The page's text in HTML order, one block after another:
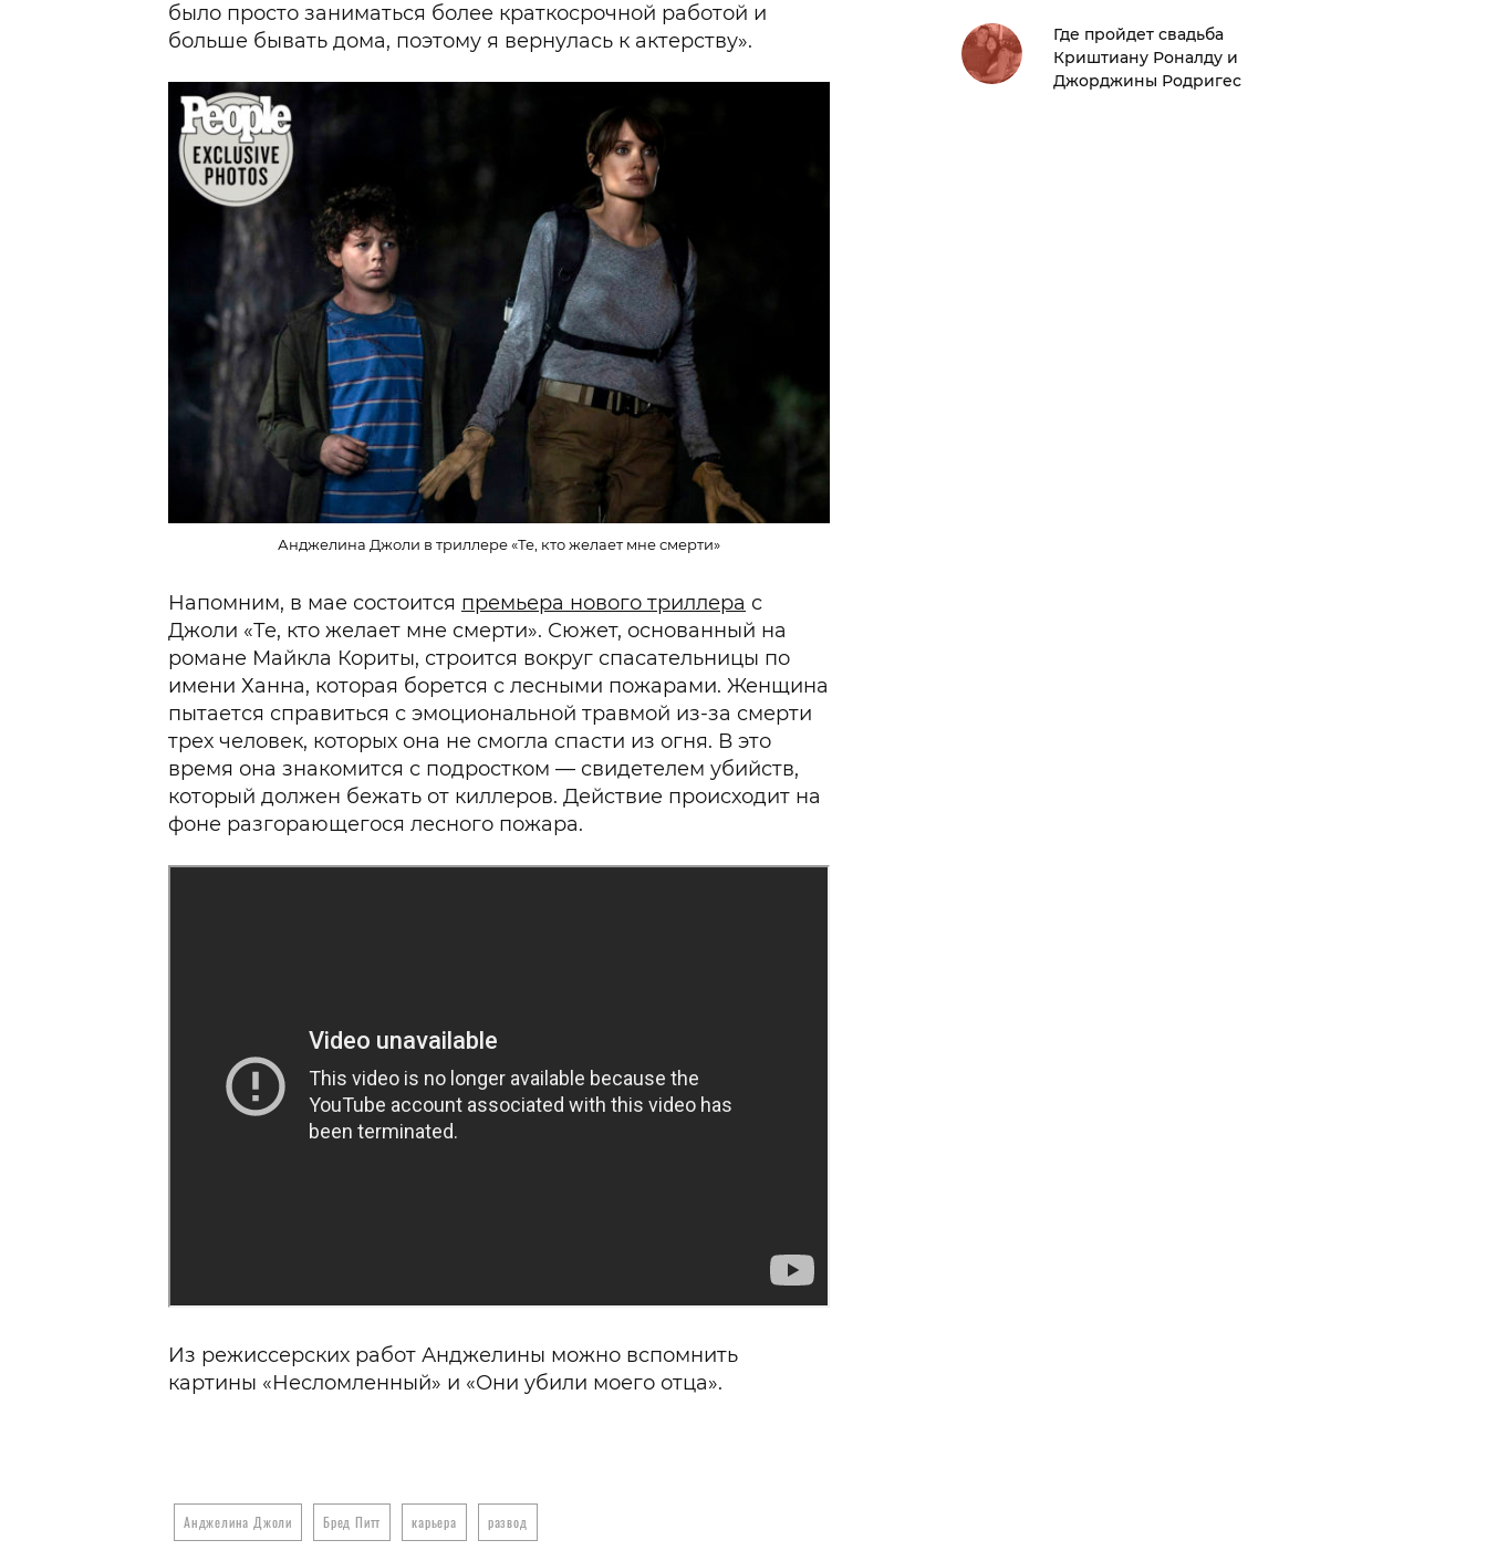
было просто заниматься более краткосрочной работой и
больше бывать дома, поэтому я вернулась к актерству».
Анджелина Джоли в триллере «Те, кто желает мне смерти»
Напомним, в мае состоится премьера нового триллера с
Джоли «Те, кто желает мне смерти». Сюжет, основанный на
романе Майкла Кориты, строится вокруг спасательницы по
имени Ханна, которая борется с лесными пожарами. Женщина
пытается справиться с эмоциональной травмой из-за смерти
трех человек, которых она не смогла спасти из огня. В это
время она знакомится с подростком — свидетелем убийств,
который должен бежать от киллеров. Действие происходит на
фоне разгорающегося лесного пожара.
Из режиссерских работ Анджелины можно вспомнить
картины «Несломленный» и «Они убили моего отца».
Анджелина Джоли Бред Питт карьера развод
Где пройдет свадьба
Криштиану Роналду и
Джорджины Родригес